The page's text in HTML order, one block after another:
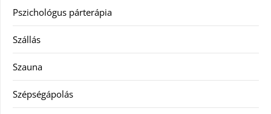
Pszichológus párterápia
Szállás
Szauna
Szépségápolás